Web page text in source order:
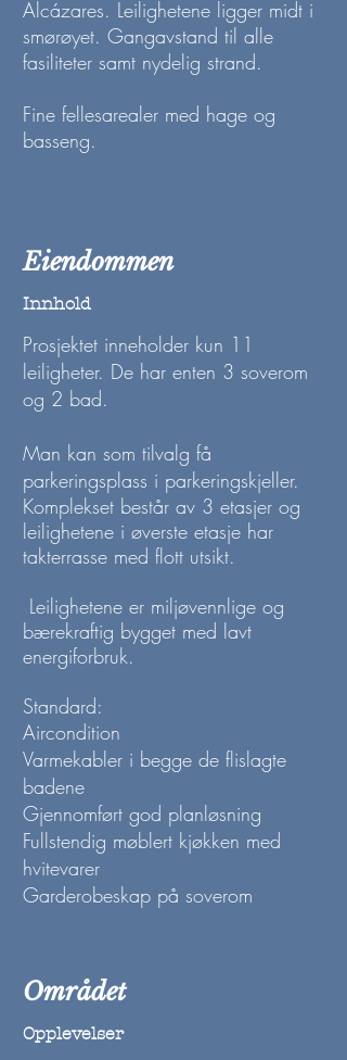
Alcázares. Leilighetene ligger midt i
smørøyet. Gangavstand til alle
fasiliteter samt nydelig strand.
Fine fellesarealer med hage og
basseng.
Eiendommen
Innhold
Prosjektet inneholder kun 11
leiligheter. De har enten 3 soverom
og 2 bad.
Man kan som tilvalg få
parkeringsplass i parkeringskjeller.
Komplekset består av 3 etasjer og
leilighetene i øverste etasje har
takterrasse med flott utsikt.
Leilighetene er miljøvennlige og
bærekraftig bygget med lavt
energiforbruk.
Standard:
Aircondition
Varmekabler i begge de flislagte
badene
Gjennomført god planløsning
Fullstendig møblert kjøkken med
hvitevarer
Garderobeskap på soverom
Området
Opplevelser